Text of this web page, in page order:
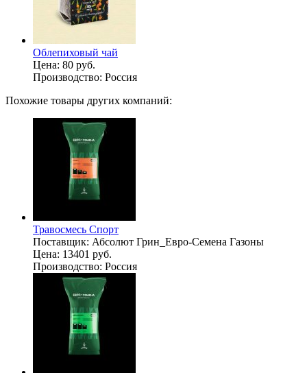
Облепиховый чай
Цена: 80 руб.
Производство: Россия
Похожие товары других компаний:
Травосмесь Спорт
Поставщик: Абсолют Грин_Евро-Семена Газоны
Цена: 13401 руб.
Производство: Россия